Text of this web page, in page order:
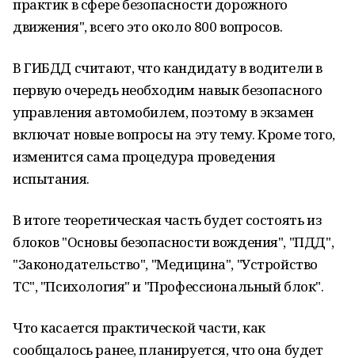
практик в сфере безопасности дорожного
движения", всего это около 800 вопросов.
В ГИБДД считают, что кандидату в водители в
первую очередь необходим навык безопасного
управления автомобилем, поэтому в экзамен
включат новые вопросы на эту тему. Кроме того,
изменится сама процедура проведения
испытания.
В итоге теоретическая часть будет состоять из
блоков "Основы безопасности вождения", "ПДД",
"Законодательство", "Медицина", "Устройство
ТС", "Психология" и "Профессиональный блок".
Что касается практической части, как
сообщалось ранее, планируется, что она будет